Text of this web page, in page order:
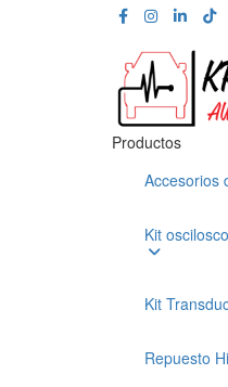
Productos
Accesorios
Kit
Kit
Repuesto